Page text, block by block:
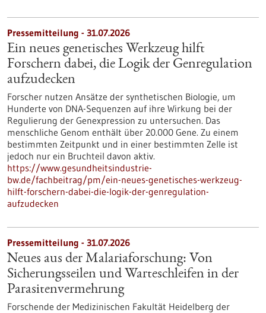
Pressemitteilung - 31.07.2026
Ein neues genetisches Werkzeug hilft
Forschern dabei, die Logik der Genregulation
aufzudecken
Forscher nutzen Ansätze der synthetischen Biologie, um
Hunderte von DNA-Sequenzen auf ihre Wirkung bei der
Regulierung der Genexpression zu untersuchen. Das
menschliche Genom enthält über 20.000 Gene. Zu einem
bestimmten Zeitpunkt und in einer bestimmten Zelle ist
jedoch nur ein Bruchteil davon aktiv.
https://www.gesundheitsindustrie-
bw.de/fachbeitrag/pm/ein-neues-genetisches-werkzeug-
hilft-forschern-dabei-die-logik-der-genregulation-
aufzudecken
Pressemitteilung - 31.07.2026
Neues aus der Malariaforschung: Von
Sicherungsseilen und Warteschleifen in der
Parasitenvermehrung
Forschende der Medizinischen Fakultät Heidelberg der